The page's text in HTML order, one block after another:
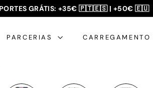
pausa
SUMMER SALE - 20% OFF 🎁
PARCERIAS CARREGAMENTO